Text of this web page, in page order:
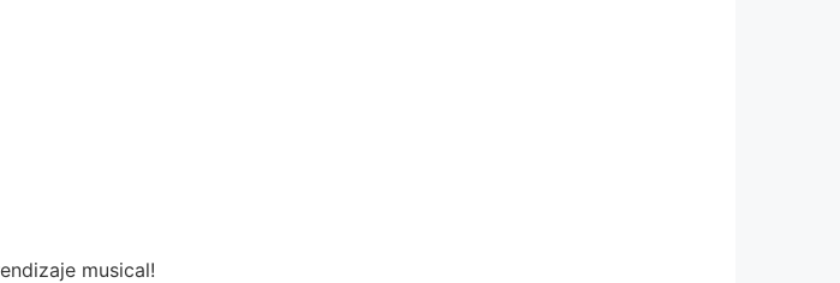
musical!